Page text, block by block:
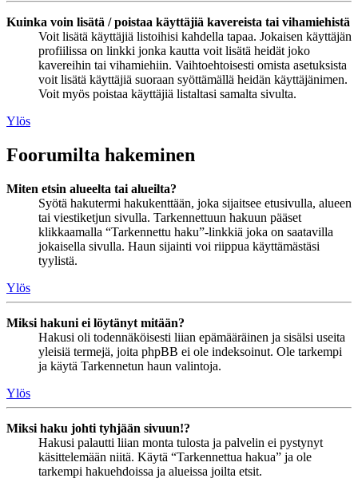
Kuinka voin lisätä / poistaa käyttäjiä kavereista tai vihamiehistä
Voit lisätä käyttäjiä listoihisi kahdella tapaa. Jokaisen käyttäjän
profiilissa on linkki jonka kautta voit lisätä heidät joko
kavereihin tai vihamiehiin. Vaihtoehtoisesti omista asetuksista
voit lisätä käyttäjiä suoraan syöttämällä heidän käyttäjänimen.
Voit myös poistaa käyttäjiä listaltasi samalta sivulta.
Ylös
Foorumilta hakeminen
Miten etsin alueelta tai alueilta?
Syötä hakutermi hakukenttään, joka sijaitsee etusivulla, alueen
tai viestiketjun sivulla. Tarkennettuun hakuun pääset
klikkaamalla “Tarkennettu haku”-linkkiä joka on saatavilla
jokaisella sivulla. Haun sijainti voi riippua käyttämästäsi
tyylistä.
Ylös
Miksi hakuni ei löytänyt mitään?
Hakusi oli todennäköisesti liian epämääräinen ja sisälsi useita
yleisiä termejä, joita phpBB ei ole indeksoinut. Ole tarkempi
ja käytä Tarkennetun haun valintoja.
Ylös
Miksi haku johti tyhjään sivuun!?
Hakusi palautti liian monta tulosta ja palvelin ei pystynyt
käsittelemään niitä. Käytä “Tarkennettua hakua” ja ole
tarkempi hakuehdoissa ja alueissa joilta etsit.